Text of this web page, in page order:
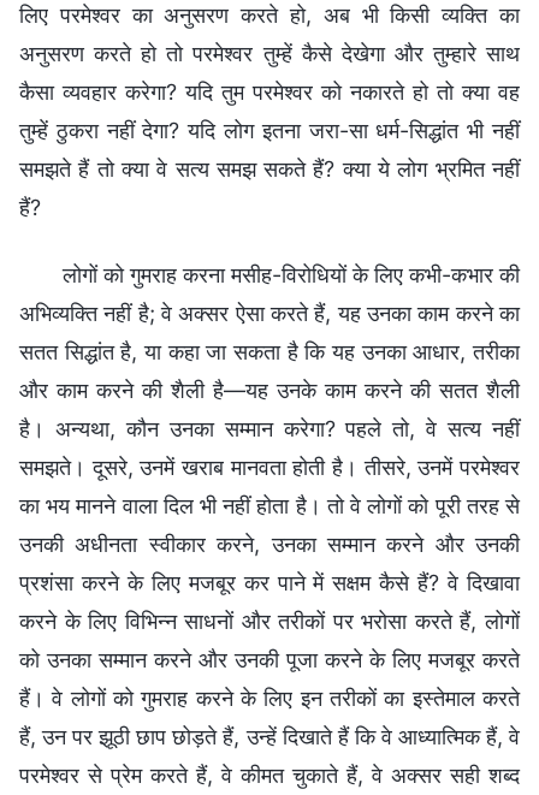
लिए परमेश्वर का अनुसरण करते हो, अब भी किसी व्यक्ति का
अनुसरण करते हो तो परमेश्वर तुम्हें कैसे देखेगा और तुम्हारे साथ
कैसा व्यवहार करेगा? यदि तुम परमेश्वर को नकारते हो तो क्या वह
तुम्हें ठुकरा नहीं देगा? यदि लोग इतना जरा-सा धर्म-सिद्धांत भी नहीं
समझते हैं तो क्या वे सत्य समझ सकते हैं? क्या ये लोग भ्रमित नहीं
हैं?
लोगों को गुमराह करना मसीह-विरोधियों के लिए कभी-कभार की
अभिव्यक्ति नहीं है; वे अक्सर ऐसा करते हैं, यह उनका काम करने का
सतत सिद्धांत है, या कहा जा सकता है कि यह उनका आधार, तरीका
और काम करने की शैली है—यह उनके काम करने की सतत शैली
है। अन्यथा, कौन उनका सम्मान करेगा? पहले तो, वे सत्य नहीं
समझते। दूसरे, उनमें खराब मानवता होती है। तीसरे, उनमें परमेश्वर
का भय मानने वाला दिल भी नहीं होता है। तो वे लोगों को पूरी तरह से
उनकी अधीनता स्वीकार करने, उनका सम्मान करने और उनकी
प्रशंसा करने के लिए मजबूर कर पाने में सक्षम कैसे हैं? वे दिखावा
करने के लिए विभिन्न साधनों और तरीकों पर भरोसा करते हैं, लोगों
को उनका सम्मान करने और उनकी पूजा करने के लिए मजबूर करते
हैं। वे लोगों को गुमराह करने के लिए इन तरीकों का इस्तेमाल करते
हैं, उन पर झूठी छाप छोड़ते हैं, उन्हें दिखाते हैं कि वे आध्यात्मिक हैं, वे
परमेश्वर से प्रेम करते हैं, वे कीमत चुकाते हैं, वे अक्सर सही शब्द